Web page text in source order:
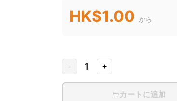
HK$1.00 から
- 1 +
カートに追加